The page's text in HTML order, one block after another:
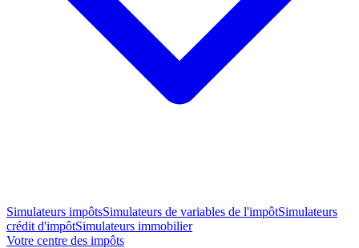
Simulateurs impôtsSimulateurs de variables de l'impôtSimulateurs
crédit d'impôtSimulateurs immobilier
Votre centre des impôts